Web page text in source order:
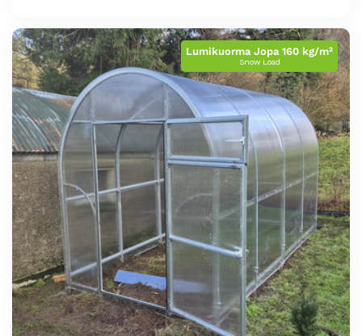
Lumikuorma Jopa 160 kg/m²
Snow Load